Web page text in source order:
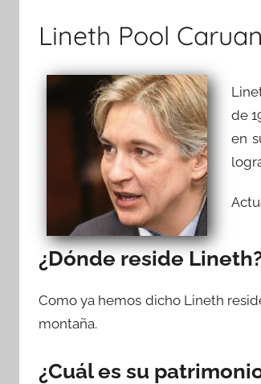
Lineth Pool
de
en
¿Dónde reside
Como ya hemos dicho Lineth
montaña.
¿Cuál es su